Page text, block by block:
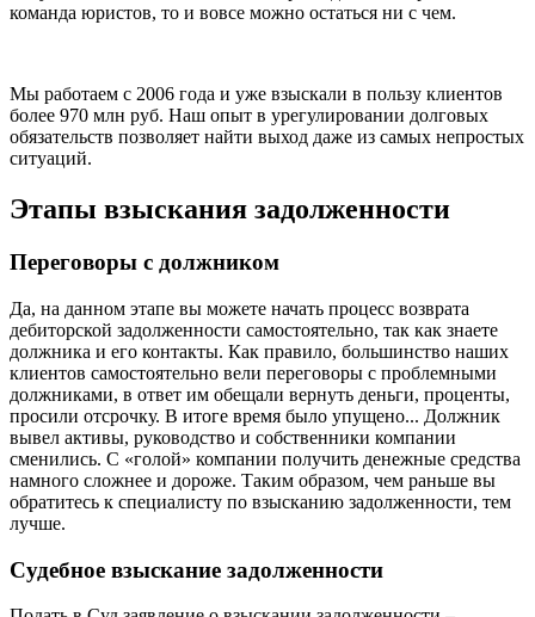
команда юристов, то и вовсе можно остаться ни с чем.
Мы работаем с 2006 года и уже взыскали в пользу клиентов
более 970 млн руб. Наш опыт в урегулировании долговых
обязательств позволяет найти выход даже из самых непростых
ситуаций.
Этапы взыскания задолженности
Переговоры с должником
Да, на данном этапе вы можете начать процесс возврата
дебиторской задолженности самостоятельно, так как знаете
должника и его контакты. Как правило, большинство наших
клиентов самостоятельно вели переговоры с проблемными
должниками, в ответ им обещали вернуть деньги, проценты,
просили отсрочку. В итоге время было упущено... Должник
вывел активы, руководство и собственники компании
сменились. С «голой» компании получить денежные средства
намного сложнее и дороже. Таким образом, чем раньше вы
обратитесь к специалисту по взысканию задолженности, тем
лучше.
Судебное взыскание задолженности